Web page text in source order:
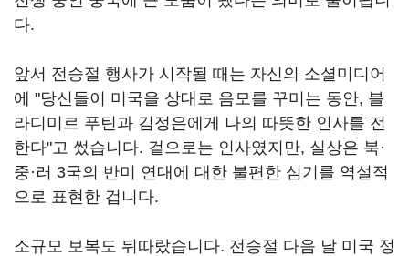
다.
앞서 전승절 행사가 시작될 때는 자신의 소셜미디어
에 "당신들이 미국을 상대로 음모를 꾸미는 동안, 블
라디미르 푸틴과 김정은에게 나의 따뜻한 인사를 전
한다"고 썼습니다. 겉으로는 인사였지만, 실상은 북·
중·러 3국의 반미 연대에 대한 불편한 심기를 역설적
으로 표현한 겁니다.
소규모 보복도 뒤따랐습니다. 전승절 다음 날 미국 정